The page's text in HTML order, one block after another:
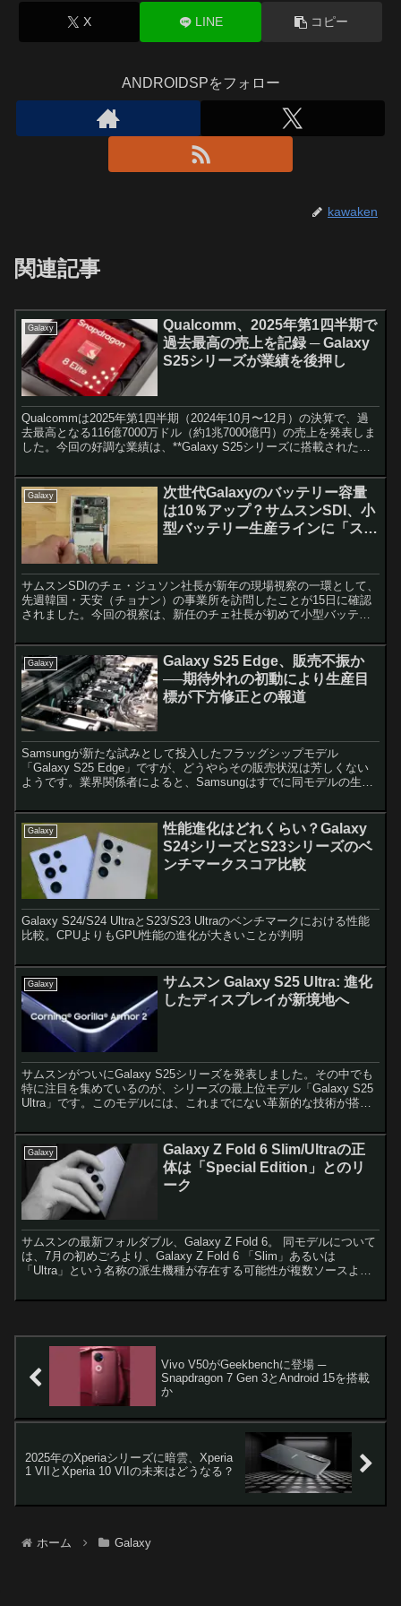
X LINE コピー
ANDROIDSPをフォロー
kawaken
関連記事
Galaxy
Qualcomm、2025年第1四半期で
過去最高の売上を記録 ─ Galaxy
S25シリーズが業績を後押し
Qualcommは2025年第1四半期（2024年10月〜12月）の決算で、過
去最高となる116億7000万ドル（約1兆7000億円）の売上を発表しま
した。今回の好調な業績は、**Galaxy S25シリーズに搭載された
Galaxy
次世代Galaxyのバッテリー容量
は10％アップ？サムスンSDI、小
型バッテリー生産ラインに「スタ
サムスンSDIのチェ・ジュソン社長が新年の現場視察の一環として、
先週韓国・天安（チョナン）の事業所を訪問したことが15日に確認
されました。今回の視察は、新任のチェ社長が初めて小型バッテリ
Galaxy
Galaxy S25 Edge、販売不振か
──期待外れの初動により生産目
標が下方修正との報道
Samsungが新たな試みとして投入したフラッグシップモデル
「Galaxy S25 Edge」ですが、どうやらその販売状況は芳しくない
ようです。業界関係者によると、Samsungはすでに同モデルの生産
Galaxy
性能進化はどれくらい？Galaxy
S24シリーズとS23シリーズのベ
ンチマークスコア比較
Galaxy S24/S24 UltraとS23/S23 Ultraのベンチマークにおける性能
比較。CPUよりもGPU性能の進化が大きいことが判明
Galaxy
サムスン Galaxy S25 Ultra: 進化
したディスプレイが新境地へ
サムスンがついにGalaxy S25シリーズを発表しました。その中でも
特に注目を集めているのが、シリーズの最上位モデル「Galaxy S25
Ultra」です。このモデルには、これまでにない革新的な技術が搭載
Galaxy
Galaxy Z Fold 6 Slim/Ultraの正
体は「Special Edition」とのリ
ーク
サムスンの最新フォルダブル、Galaxy Z Fold 6。 同モデルについて
は、7月の初めごろより、Galaxy Z Fold 6 「Slim」あるいは
「Ultra」という名称の派生機種が存在する可能性が複数ソースより
Vivo V50がGeekbenchに登場 ─
Snapdragon 7 Gen 3とAndroid 15を搭載
か
2025年のXperiaシリーズに暗雲、Xperia
1 VIIとXperia 10 VIIの未来はどうなる？
ホーム Galaxy